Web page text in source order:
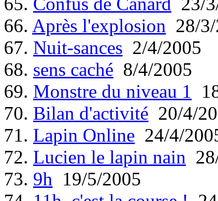
66. Après l'explosion 28/
67. Nuit-sances 2/4/2005
68. sens caché 8/4/2005
69. Monstre du niveau 1
70. Bilan d'activité 20/4/
71. Lapin Online 24/4/
72. Lucien le lapin nain
73. 9h 19/5/2005